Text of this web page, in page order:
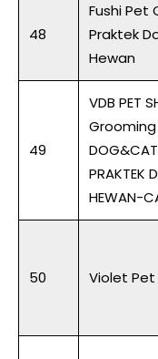
48
Fushi Pet
Praktek
Hewan
49
VDB PET
Grooming
PRAKTEK
HEWAN-
50 Violet Pet